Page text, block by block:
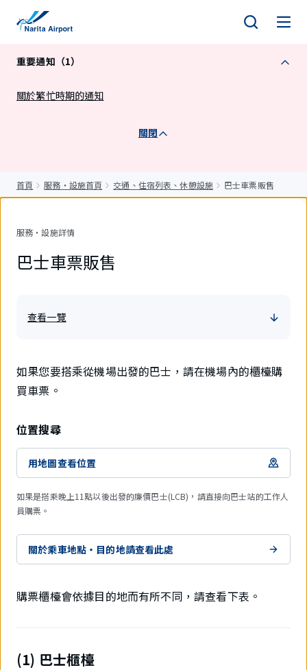
重要通知（1）
關於繁忙時期的通知
關閉
首頁 服務・設施首頁 交通、住宿列表、休憩設施 巴士車票販售
服務・設施詳情
巴士車票販售
查看一覽
如果您要搭乘從機場出發的巴士，請在機場內的櫃檯購
買車票。
位置搜尋
用地圖查看位置
如果是搭乘晚上11點以後出發的廉價巴士(LCB)，請直接向巴士站的工作人
員購票。
關於乘車地點・目的地請查看此處
購票櫃檯會依據目的地而有所不同，請查看下表。
(1) 巴士櫃檯